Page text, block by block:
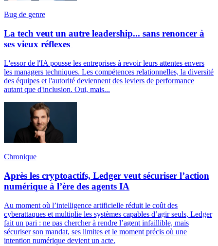
Bug de genre
La tech veut un autre leadership... sans renoncer à
ses vieux réflexes
L'essor de l'IA pousse les entreprises à revoir leurs attentes envers
les managers techniques. Les compétences relationnelles, la diversité
des équipes et l'autorité deviennent des leviers de performance
autant que d'inclusion. Oui, mais...
Chronique
Après les cryptoactifs, Ledger veut sécuriser l’action
numérique à l’ère des agents IA
Au moment où l’intelligence artificielle réduit le coût des
cyberattaques et multiplie les systèmes capables d’agir seuls, Ledger
fait un pari : ne pas chercher à rendre l’agent infaillible, mais
sécuriser son mandat, ses limites et le moment précis où une
intention numérique devient un acte.